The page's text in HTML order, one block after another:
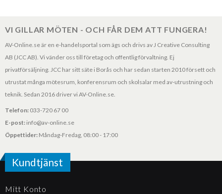
VI GILLAR MÖTEN - OCH FÅR DEM ATT FUNGERA!
AV-Online.se är en e-handelsportal som ägs och drivs av J Creative Consulting
AB (JCC AB). Vi vänder oss till företag och offentlig förvaltning. Ej
privatförsäljning. JCC har sitt säte i Borås och har sedan starten 2010 försett och
utrustat många mötesrum, konferensrum och skolsalar med av-utrustning och
teknik. Sedan 2016 driver vi AV-Online.se.
Telefon: 033-720 67 00
E-post: info@av-online.se
Öppettider: Måndag-Fredag, 08:00 - 17:00
Kundtjänst
Mitt Konto